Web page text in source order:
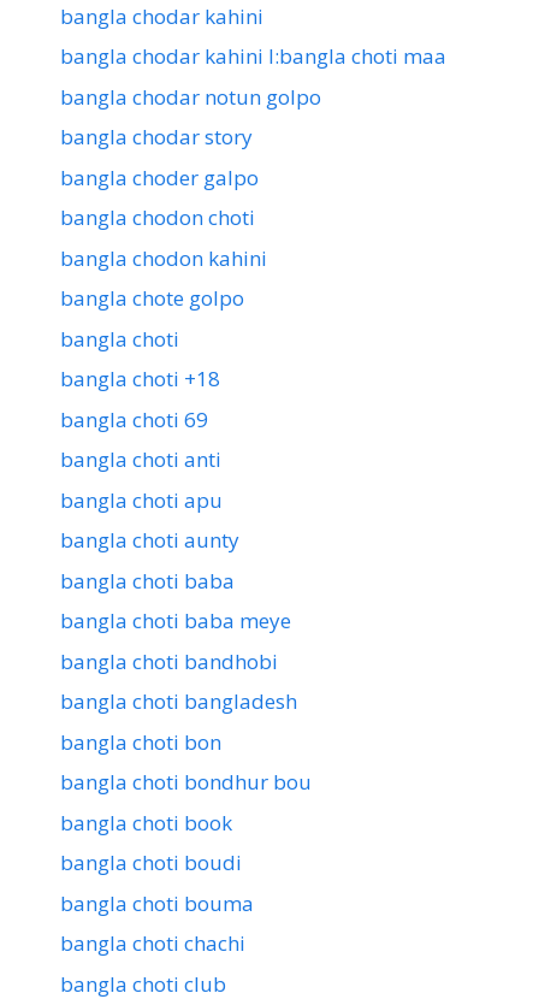
bangla chodar kahini
bangla chodar kahini l:bangla choti maa
bangla chodar notun golpo
bangla chodar story
bangla choder galpo
bangla chodon choti
bangla chodon kahini
bangla chote golpo
bangla choti
bangla choti +18
bangla choti 69
bangla choti anti
bangla choti apu
bangla choti aunty
bangla choti baba
bangla choti baba meye
bangla choti bandhobi
bangla choti bangladesh
bangla choti bon
bangla choti bondhur bou
bangla choti book
bangla choti boudi
bangla choti bouma
bangla choti chachi
bangla choti club